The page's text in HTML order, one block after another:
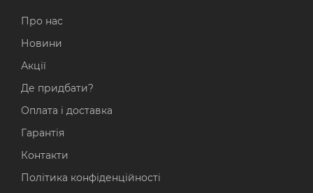
Про нас
Новини
Акції
Де придбати?
Оплата і доставка
Гарантія
Контакти
Політика конфіденційності